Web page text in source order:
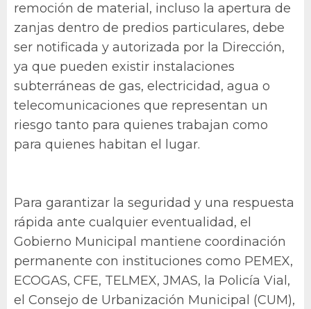
remoción de material, incluso la apertura de
zanjas dentro de predios particulares, debe
ser notificada y autorizada por la Dirección,
ya que pueden existir instalaciones
subterráneas de gas, electricidad, agua o
telecomunicaciones que representan un
riesgo tanto para quienes trabajan como
para quienes habitan el lugar.
Para garantizar la seguridad y una respuesta
rápida ante cualquier eventualidad, el
Gobierno Municipal mantiene coordinación
permanente con instituciones como PEMEX,
ECOGAS, CFE, TELMEX, JMAS, la Policía Vial,
el Consejo de Urbanización Municipal (CUM),